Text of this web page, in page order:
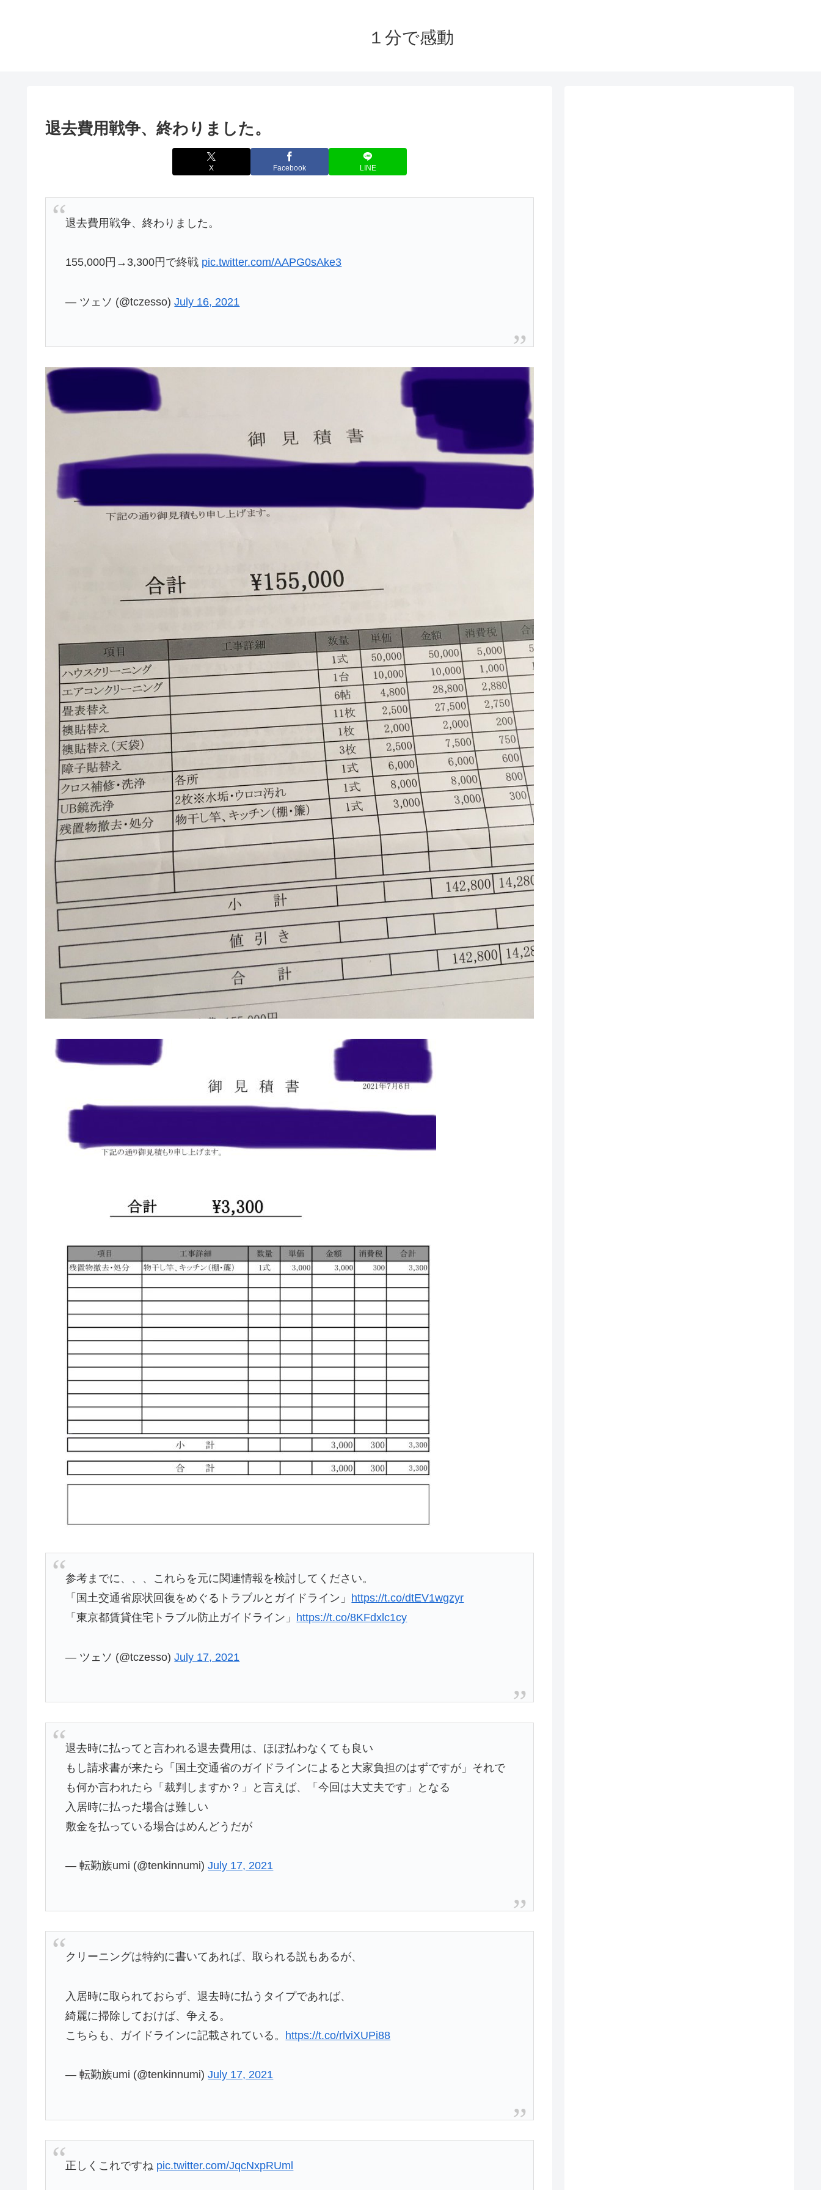
１分で感動
退去費用戦争、終わりました。
X Facebook LINE
退去費用戦争、終わりました。
155,000円→3,300円で終戦 pic.twitter.com/AAPG0sAke3
— ツェソ (@tczesso)July 16, 2021
参考までに、、、これらを元に関連情報を検討してください。
「国土交通省原状回復をめぐるトラブルとガイドライン」 https://t.co/dtEV1wgzyr
「東京都賃貸住宅トラブル防止ガイドライン」 https://t.co/8KFdxlc1cy
— ツェソ (@tczesso)July 17, 2021
退去時に払ってと言われる退去費用は、ほぼ払わなくても良い
もし請求書が来たら「国土交通省のガイドラインによると大家負担のはずですが」それで
も何か言われたら「裁判しますか？」と言えば、「今回は大丈夫です」となる
入居時に払った場合は難しい
敷金を払っている場合はめんどうだが
— 転勤族umi (@tenkinnumi)July 17, 2021
クリーニングは特約に書いてあれば、取られる説もあるが、
入居時に取られておらず、退去時に払うタイプであれば、
綺麗に掃除しておけば、争える。
こちらも、ガイドラインに記載されている。 https://t.co/rlviXUPi88
— 転勤族umi (@tenkinnumi)July 17, 2021
正しくこれですね pic.twitter.com/JqcNxpRUml